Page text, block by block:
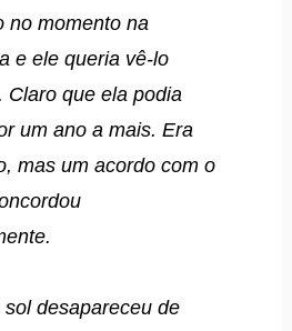
no momento na
e ele queria vê-lo
Claro que ela podia
um ano a mais. Era
mas um acordo com o
sol desapareceu de